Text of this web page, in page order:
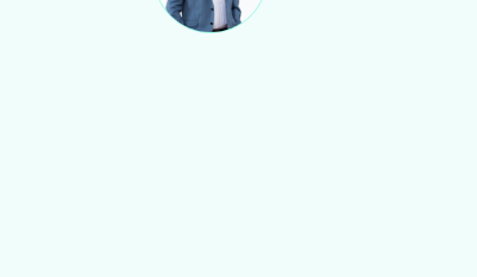
Ihr Anliegen ist bei uns in den besten Händen – auch nach Vertragsabschluss.